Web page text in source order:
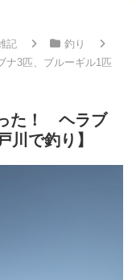
記
釣り
ナ3匹、ブルーギル1匹
た！ ヘラブ
川で釣り】